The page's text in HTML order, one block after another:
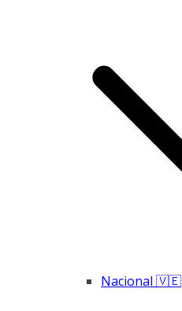
Nacional 🇻🇪